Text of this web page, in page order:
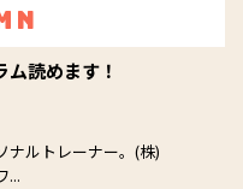
読めます！
ナルトレーナー。(株)
...